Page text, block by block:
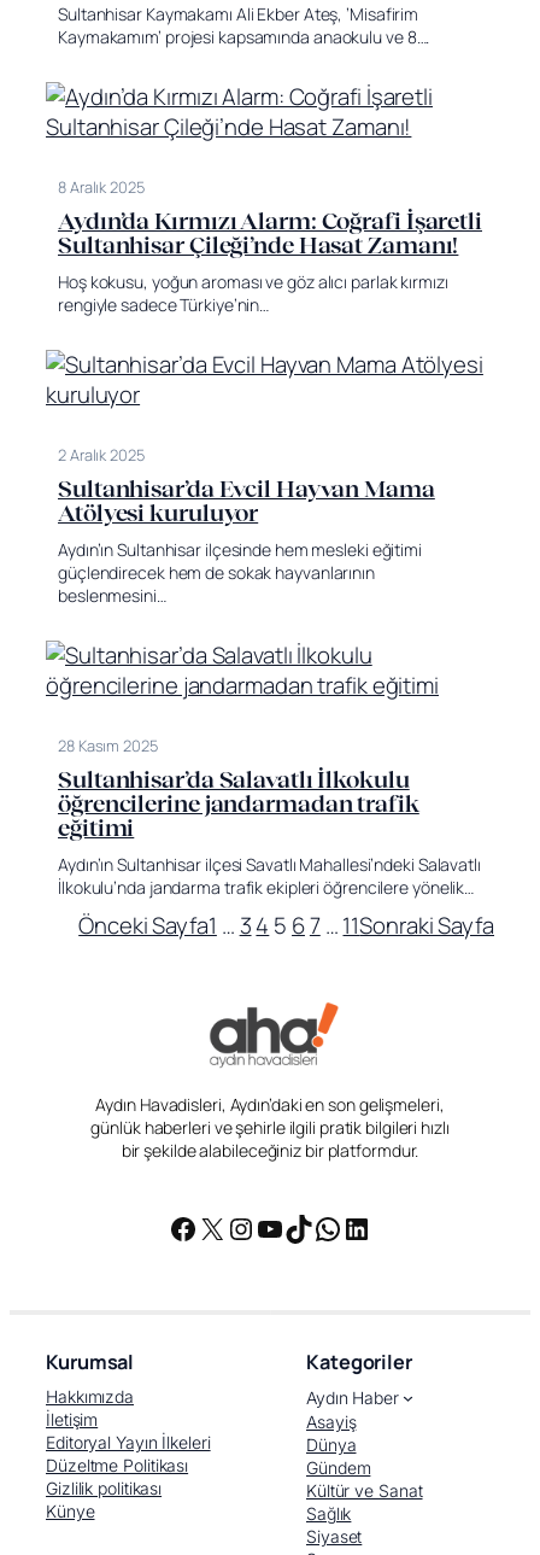
Sultanhisar Kaymakamı Ali Ekber Ateş, ’Misafirim
Kaymakamım’ projesi kapsamında anaokulu ve 8….
8 Aralık 2025
Aydın’da Kırmızı Alarm: Coğrafi İşaretli
Sultanhisar Çileği’nde Hasat Zamanı!
Hoş kokusu, yoğun aroması ve göz alıcı parlak kırmızı
rengiyle sadece Türkiye’nin…
2 Aralık 2025
Sultanhisar’da Evcil Hayvan Mama
Atölyesi kuruluyor
Aydın’ın Sultanhisar ilçesinde hem mesleki eğitimi
güçlendirecek hem de sokak hayvanlarının
beslenmesini…
28 Kasım 2025
Sultanhisar’da Salavatlı İlkokulu
öğrencilerine jandarmadan trafik
eğitimi
Aydın’ın Sultanhisar ilçesi Savatlı Mahallesi’ndeki Salavatlı
İlkokulu’nda jandarma trafik ekipleri öğrencilere yönelik…
Önceki Sayfa1 … 34 5 67 …11Sonraki Sayfa
Aydın Havadisleri, Aydın’daki en son gelişmeleri,
günlük haberleri ve şehirle ilgili pratik bilgileri hızlı
bir şekilde alabileceğiniz bir platformdur.
Facebook
X Instagram
YouTube
TikTok
WhatsApp
LinkedIn
Kurumsal
Hakkımızda
İletişim
Editoryal Yayın İlkeleri
Düzeltme Politikası
Gizlilik politikası
Künye
Kategoriler
Aydın Haber
Asayiş
Dünya
Gündem
Kültür ve Sanat
Sağlık
Siyaset